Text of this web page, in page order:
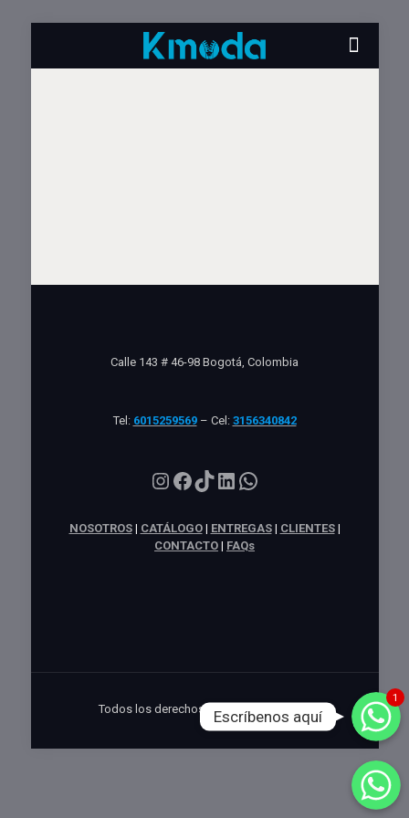
Calle 143 # 46-98 Bogotá, Colombia
Tel: 6015259569– Cel: 3156340842
Instagram
Facebook
TikTok
LinkedIn
WhatsApp
NOSOTROS| CATÁLOGO| ENTREGAS| CLIENTES|
CONTACTO | FAQs
Todos los derechos reservados KMODA
WhatsApp
WhatsApp
1
Escríbenos aquí